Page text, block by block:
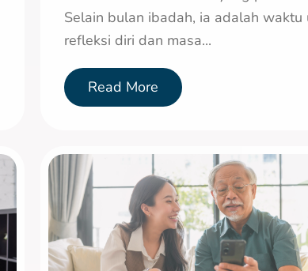
Selain bulan ibadah, ia adalah waktu
refleksi diri dan masa...
Read More